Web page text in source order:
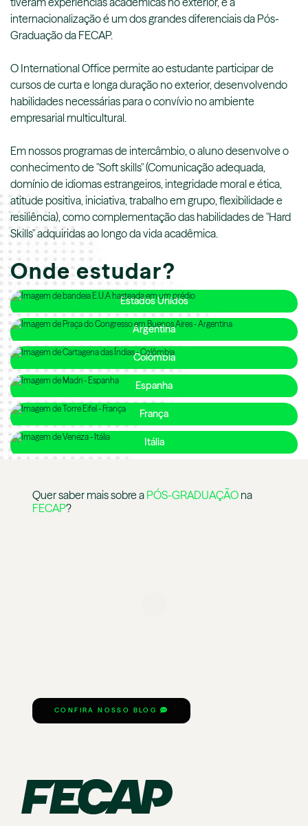
internacionalização é um dos grandes diferenciais da Pós-
Graduação da FECAP.
O International Office permite ao estudante participar de
cursos de curta e longa duração no exterior, desenvolvendo
habilidades necessárias para o convívio no ambiente
empresarial multicultural.
Em nossos programas de intercâmbio, o aluno desenvolve o
conhecimento de "Soft skills" (Comunicação adequada,
domínio de idiomas estrangeiros, integridade moral e ética,
atitude positiva, iniciativa, trabalho em grupo, flexibilidade e
resiliência), como complementação das habilidades de "Hard
Skills" adquiridas ao longo da vida acadêmica.
Onde estudar?
Estados Unidos
Argentina
Colômbia
Espanha
França
Itália
Quer saber mais sobre a PÓS-GRADUAÇÃO na
FECAP?
CONFIRA NOSSO BLOG